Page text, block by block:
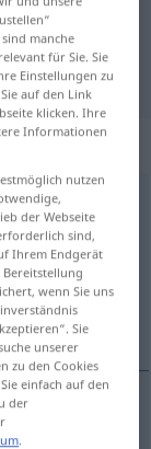
manche
für Sie. Sie
Einstellungen zu
auf den Link
klicken. Ihre
Informationen
nutzen
der Webseite
sind,
Ihrem Endgerät
wenn Sie uns
Sie
unserer
zu den Cookies
einfach auf den
der
.